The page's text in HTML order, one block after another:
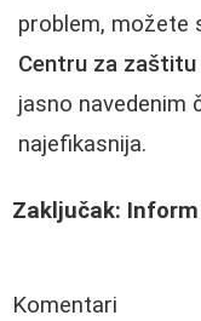
problem, možete
Centru za
jasno navedenim
najefikasnija.
Zaključak: Inform
Komentari